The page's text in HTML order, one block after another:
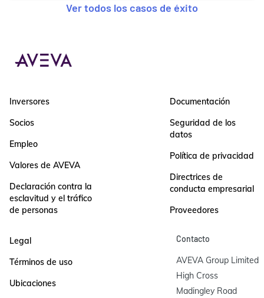
Ver todos los casos de éxito
Inversores
Socios
Empleo
Valores de AVEVA
Declaración contra la
esclavitud y el tráfico
de personas
Documentación
Seguridad de los
datos
Política de privacidad
Directrices de
conducta empresarial
Proveedores
Legal
Términos de uso
Ubicaciones
Contacto
AVEVA Group Limited
High Cross
Madingley Road